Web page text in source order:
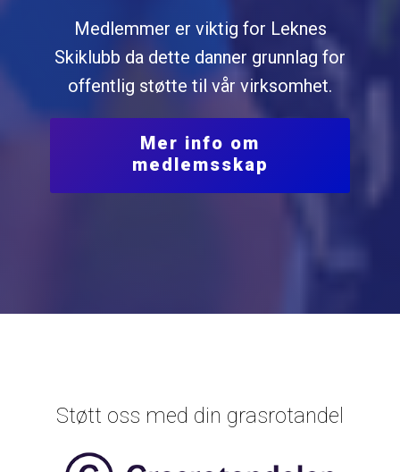
Medlemmer er viktig for Leknes
Skiklubb da dette danner grunnlag for
offentlig støtte til vår virksomhet.
Mer info om
medlemsskap
Støtt oss med din grasrotandel